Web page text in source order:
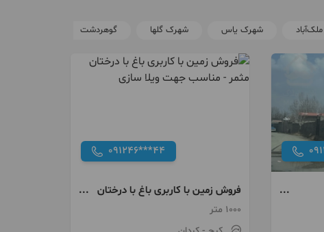
ملک‌آباد شهرک یاس شهرک گلها گوهردشت
091246***44
فروش زمین با کاربری باغ با درختان
مثمر - مناسب جهت ویلا سازی
1000 متر